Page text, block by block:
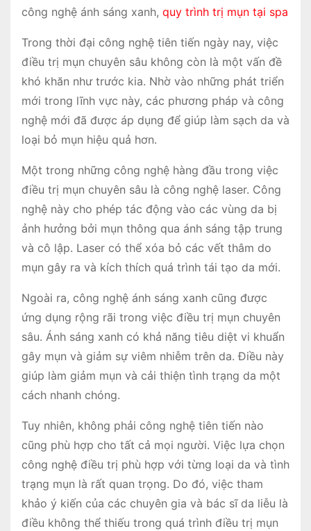
công nghệ ánh sáng xanh, quy trình trị mụn tại spa
Trong thời đại công nghệ tiên tiến ngày nay, việc
điều trị mụn chuyên sâu không còn là một vấn đề
khó khăn như trước kia. Nhờ vào những phát triển
mới trong lĩnh vực này, các phương pháp và công
nghệ mới đã được áp dụng để giúp làm sạch da và
loại bỏ mụn hiệu quả hơn.
Một trong những công nghệ hàng đầu trong việc
điều trị mụn chuyên sâu là công nghệ laser. Công
nghệ này cho phép tác động vào các vùng da bị
ảnh hưởng bởi mụn thông qua ánh sáng tập trung
và cô lập. Laser có thể xóa bỏ các vết thâm do
mụn gây ra và kích thích quá trình tái tạo da mới.
Ngoài ra, công nghệ ánh sáng xanh cũng được
ứng dụng rộng rãi trong việc điều trị mụn chuyên
sâu. Ánh sáng xanh có khả năng tiêu diệt vi khuẩn
gây mụn và giảm sự viêm nhiễm trên da. Điều này
giúp làm giảm mụn và cải thiện tình trạng da một
cách nhanh chóng.
Tuy nhiên, không phải công nghệ tiên tiến nào
cũng phù hợp cho tất cả mọi người. Việc lựa chọn
công nghệ điều trị phù hợp với từng loại da và tình
trạng mụn là rất quan trọng. Do đó, việc tham
khảo ý kiến của các chuyên gia và bác sĩ da liễu là
điều không thể thiếu trong quá trình điều trị mụn